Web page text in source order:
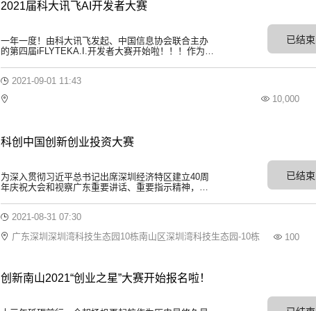
2021届科大讯飞AI开发者大赛
一年一度！由科大讯飞发起、中国信息协会联合主办
的第四届iFLYTEKA.I.开发者大赛开始啦！！！作为业
已结束
 2021-09-01 11:43
  10,000
科创中国创新创业投资大赛
为深入贯彻习近平总书记出席深圳经济特区建立40周
年庆祝大会和视察广东重要讲话、重要指示精神，抢
署，
已结束
 2021-08-31 07:30
 广东深圳深圳湾科技生态园10栋南山区深圳湾科技生态园-10栋  100
创新南山2021“创业之星”大赛开始报名啦！